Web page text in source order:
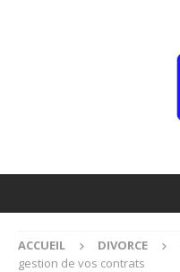
ACCUEIL DIVORCE
gestion de vos contrats